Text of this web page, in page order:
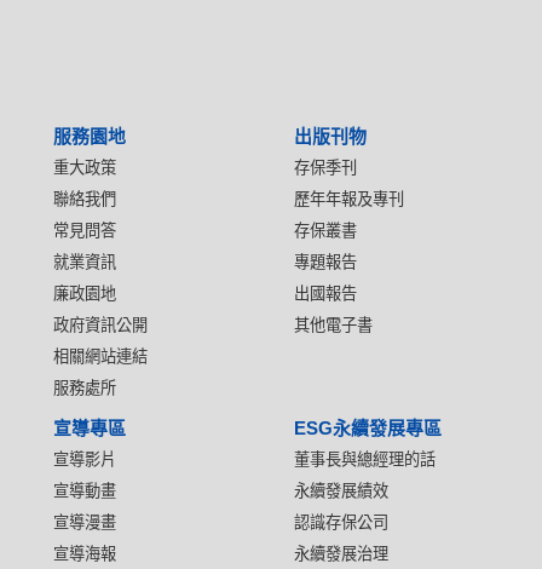
服務園地
重大政策
聯絡我們
常見問答
就業資訊
廉政園地
政府資訊公開
相關網站連結
服務處所
出版刊物
存保季刊
歷年年報及專刊
存保叢書
專題報告
出國報告
其他電子書
宣導專區
宣導影片
宣導動畫
宣導漫畫
宣導海報
ESG永續發展專區
董事長與總經理的話
永續發展績效
認識存保公司
永續發展治理